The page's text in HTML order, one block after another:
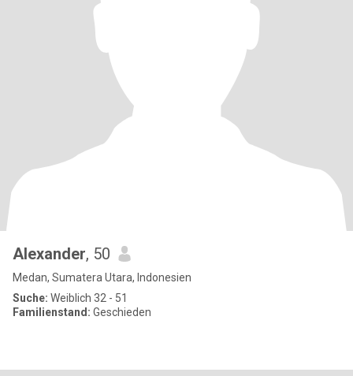
Alexander, 50
Medan, Sumatera Utara, Indonesien
Suche: Weiblich 32 - 51
Familienstand: Geschieden